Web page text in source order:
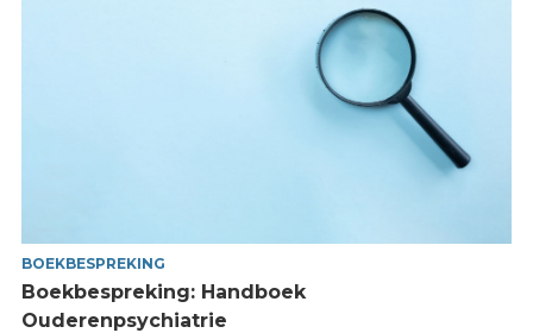
BOEKBESPREKING
Boekbespreking: Handboek
Ouderenpsychiatrie